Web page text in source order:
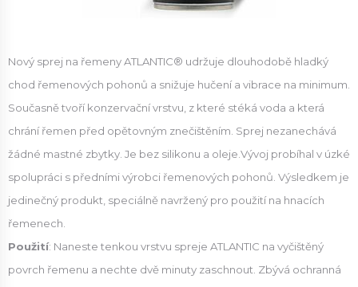
Nový sprej na řemeny ATLANTIC® udržuje dlouhodobě hladký
chod řemenových pohonů a snižuje hučení a vibrace na minimum.
Současně tvoří konzervační vrstvu, z které stéká voda a která
chrání řemen před opětovným znečištěním. Sprej nezanechává
žádné mastné zbytky. Je bez silikonu a oleje.Vývoj probíhal v úzké
spolupráci s předními výrobci řemenových pohonů. Výsledkem je
jedinečný produkt, speciálně navržený pro použití na hnacích
řemenech.
Použití: Naneste tenkou vrstvu spreje ATLANTIC na vyčištěný
povrch řemenu a nechte dvě minuty zaschnout. Zbývá ochranná